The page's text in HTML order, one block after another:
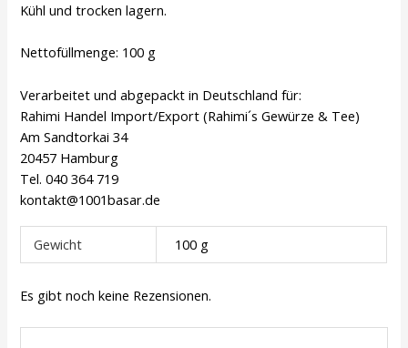
Kühl und trocken lagern.
Nettofüllmenge: 100 g
Verarbeitet und abgepackt in Deutschland für:
Rahimi Handel Import/Export (Rahimi´s Gewürze & Tee)
Am Sandtorkai 34
20457 Hamburg
Tel. 040 364 719
kontakt@1001basar.de
Gewicht 100 g
Es gibt noch keine Rezensionen.